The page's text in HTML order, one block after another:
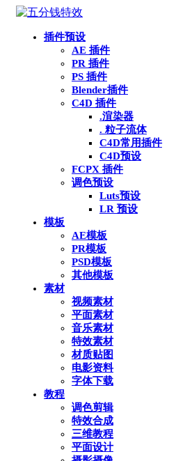
插件预设
AE 插件
PR 插件
PS 插件
Blender插件
C4D 插件
.渲染器
. 粒子流体
C4D常用插件
C4D预设
FCPX 插件
调色预设
Luts预设
LR 预设
模板
AE模板
PR模板
PSD模板
其他模板
素材
视频素材
平面素材
音乐素材
特效素材
材质贴图
电影资料
字体下载
教程
调色剪辑
特效合成
三维教程
平面设计